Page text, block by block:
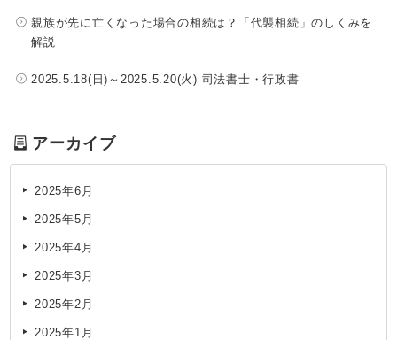
親族が先に亡くなった場合の相続は？「代襲相続」のしくみを
解説
2025.5.18(日)～2025.5.20(火) 司法書士・行政書
アーカイブ
2025年6月
2025年5月
2025年4月
2025年3月
2025年2月
2025年1月